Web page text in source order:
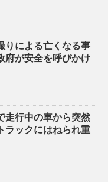
りによる亡くなる事
府が安全を呼びかけ
走行中の車から突然
ラックにはねられ重